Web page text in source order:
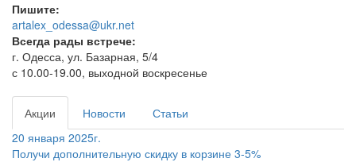
Пишите:
artalex_odessa@ukr.net
Всегда рады встрече:
г. Одесса, ул. Базарная, 5/4
с 10.00-19.00, выходной воскресенье
Акции Новости
Статьи
20 января 2025г.
Получи дополнительную скидку в корзине 3-5%